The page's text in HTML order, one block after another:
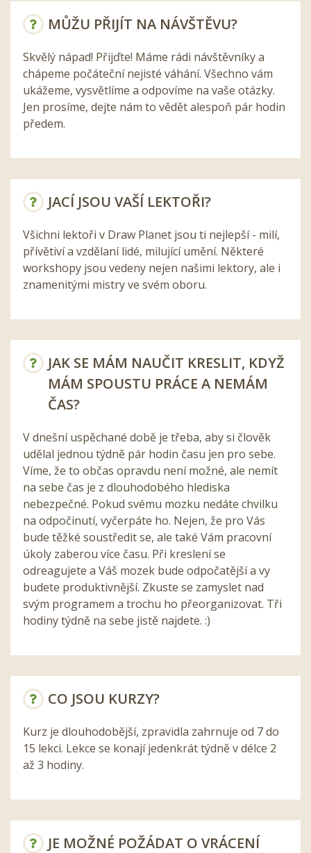
MŮŽU PŘIJÍT NA NÁVŠTĚVU?
Skvělý nápad! Přijďte! Máme rádi návštěvníky a
chápeme počáteční nejisté váhání. Všechno vám
ukážeme, vysvětlíme a odpovíme na vaše otázky.
Jen prosíme, dejte nám to vědět alespoň pár hodin
předem.
JACÍ JSOU VAŠÍ LEKTOŘI?
Všichni lektoři v Draw Planet jsou ti nejlepší - milí,
přívětiví a vzdělaní lidé, milující umění. Některé
workshopy jsou vedeny nejen našimi lektory, ale i
znamenitými mistry ve svém oboru.
JAK SE MÁM NAUČIT KRESLIT, KDYŽ
MÁM SPOUSTU PRÁCE A NEMÁM
ČAS?
V dnešní uspěchané době je třeba, aby si člověk
udělal jednou týdně pár hodin času jen pro sebe.
Víme, že to občas opravdu není možné, ale nemít
na sebe čas je z dlouhodobého hlediska
nebezpečné. Pokud svému mozku nedáte chvilku
na odpočinutí, vyčerpáte ho. Nejen, že pro Vás
bude těžké soustředit se, ale také Vám pracovní
úkoly zaberou více času. Při kreslení se
odreagujete a Váš mozek bude odpočatější a vy
budete produktivnější. Zkuste se zamyslet nad
svým programem a trochu ho přeorganizovat. Tři
hodiny týdně na sebe jistě najdete. :)
CO JSOU KURZY?
Kurz je dlouhodobější, zpravidla zahrnuje od 7 do
15 lekci. Lekce se konají jedenkrát týdně v délce 2
až 3 hodiny.
JE MOŽNÉ POŽÁDAT O VRÁCENÍ